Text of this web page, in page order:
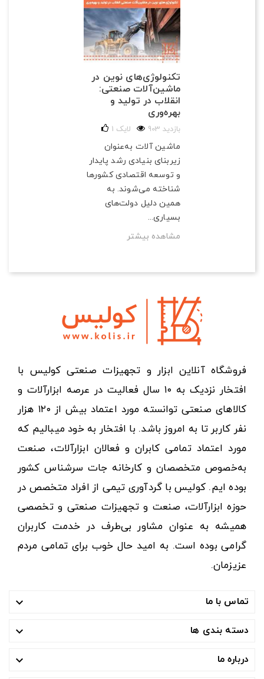
تکنولوژی‌های نوین در
ماشین‌آلات صنعتی:
انقلاب در تولید و
بهره‌وری
903 بازدید 1 لایک
ماشین آلات به‌عنوان
زیربنای بنیادی رشد پایدار
و توسعه اقتصادی کشورها
شناخته می‌شوند. به
همین دلیل دولت‌های
بسیاری...
مشاهده بیشتر
فروشگاه آنلاین ابزار و تجهیزات صنعتی کولیس با
افتخار نزدیک به ۱۰ سال فعالیت در عرصه ابزارآلات و
کالاهای صنعتی توانسته مورد اعتماد بیش از ۱۲۰ هزار
نفر کاربر تا به امروز باشد. با افتخار به خود میبالیم که
مورد اعتماد تمامی کابران و فعالان ابزارآلات، صنعت
به‌خصوص متخصصان و کارخانه جات سرشناس کشور
بوده ایم. کولیس با گردآوری تیمی از افراد متخصص در
حوزه ابزارآلات، صنعت و تجهیزات صنعتی و تخصصی
همیشه به عنوان مشاور بی‌طرف در خدمت کاربران
گرامی بوده است. به امید حال خوب برای تمامی مردم
عزیزمان.
تماس با ما 
دسته بندی ها 
درباره ما 